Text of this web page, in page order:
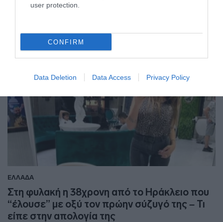
user protection.
CONFIRM
Data Deletion Data Access Privacy Policy
29.10.2022 - 13:31
ΕΛΛΑΔΑ
Στη φυλακή η 38χρονη από το Ηράκλειο που
“έλουσε” με οξύ τον πρώην σύζυγό της – Τι
είπε στην απολογία της